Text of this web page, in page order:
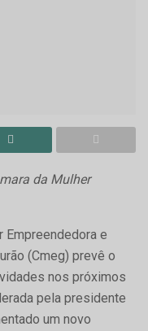
da Mulher
Empreendedora e
(Cmeg) prevê o
nos próximos
pela presidente
um novo